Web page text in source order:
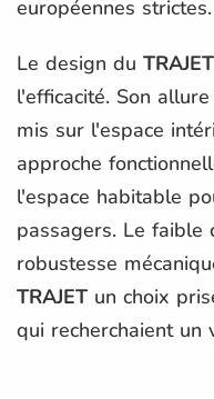
européennes strictes.
Le design du TRAJET
l'efficacité. Son
mis sur l'espace
approche
l'espace habitable
passagers. Le faible
robustesse
TRAJETun choix
qui recherchaient un